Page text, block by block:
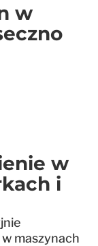
w
w
i
maszynach